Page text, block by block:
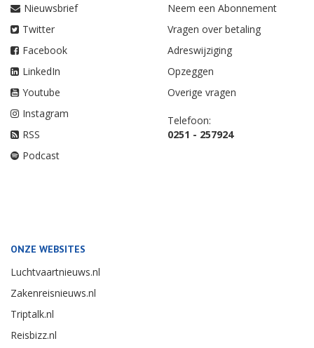
Nieuwsbrief
Twitter
Facebook
LinkedIn
Youtube
Instagram
RSS
Podcast
Neem een Abonnement
Vragen over betaling
Adreswijziging
Opzeggen
Overige vragen
Telefoon:
0251 - 257924
ONZE WEBSITES
Luchtvaartnieuws.nl
Zakenreisnieuws.nl
Triptalk.nl
Reisbizz.nl